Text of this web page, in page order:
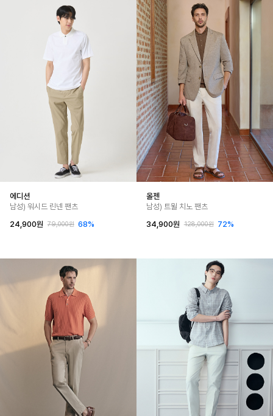
에디션
남성) 워시드 린넨 팬츠
24,900원
79,000원 68%
올젠
남성) 트윌 치노 팬츠
34,900원
128,000원 72%